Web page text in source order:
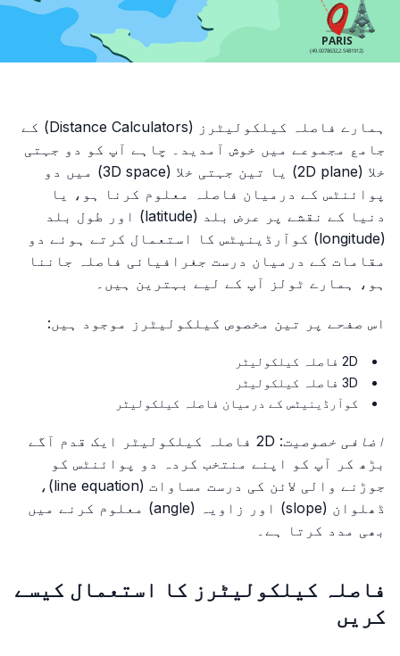
ہمارے فاصلہ کیلکولیٹرز (Distance Calculators) کے
جامع مجموعے میں خوش آمدید۔ چاہے آپ کو دو جہتی
خلا (2D plane) یا تین جہتی خلا (3D space) میں دو
پوائنٹس کے درمیان فاصلہ معلوم کرنا ہو، یا
دنیا کے نقشے پر عرض بلد (latitude) اور طول بلد
(longitude) کوآرڈینیٹس کا استعمال کرتے ہوئے دو
مقامات کے درمیان درست جغرافیائی فاصلہ جاننا
ہو، ہمارے ٹولز آپ کے لیے بہترین ہیں۔
اس صفحے پر تین مخصوص کیلکولیٹرز موجود ہیں:
2D فاصلہ کیلکولیٹر
3D فاصلہ کیلکولیٹر
کوآرڈینیٹس کے درمیان فاصلہ کیلکولیٹر
اضافی خصوصیت
: 2D فاصلہ کیلکولیٹر ایک قدم آگے
بڑھ کر آپ کو اپنے منتخب کردہ دو پوائنٹس کو
جوڑنے والی لائن کی درست مساوات (line equation)،
ڈھلوان (slope) اور زاویہ (angle) معلوم کرنے میں
بھی مدد کرتا ہے۔
فاصلہ کیلکولیٹرز کا استعمال کیسے
کریں